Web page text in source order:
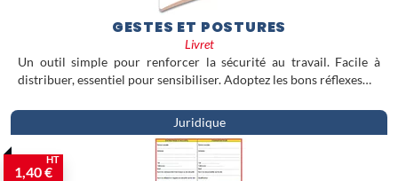
GESTES ET POSTURES
Livret
Un outil simple pour renforcer la sécurité au travail. Facile à
distribuer, essentiel pour sensibiliser. Adoptez les bons réflexes…
Juridique
1,40 €
HT